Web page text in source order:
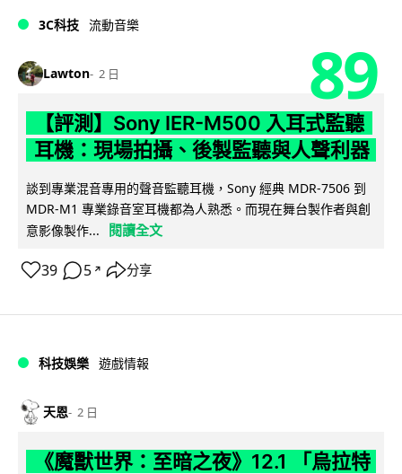
3C科技 流動音樂
Lawton 2 日 89
【評測】Sony IER-M500 入耳式監聽
耳機：現場拍攝、後製監聽與人聲利器
談到專業混音專用的聲音監聽耳機，Sony 經典 MDR-7506 到
MDR-M1 專業錄音室耳機都為人熟悉。而現在舞台製作者與創
意影像製作...
閱讀全文
39 5 ↗ 分享
科技娛樂 遊戲情報
天恩 2 日
《魔獸世界：至暗之夜》12.1 「烏拉特